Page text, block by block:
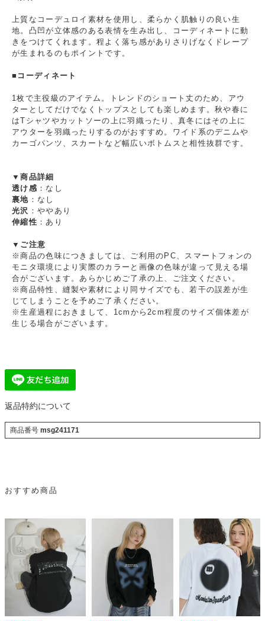
上質なコーデュロイ素材を使用し、柔らかく肌触りの良い生
地。凸凹が立体感のある表情を生み出し、コーディネートに動
きをつけてくれます。程よく落ち感がありさりげなくドレープ
が生まれるのもポイントです。
■コーディネート
1枚で主役級のアイテム。トレンドのショート丈のため、アウ
ターとしてだけでなくトップスとしても楽しめます。秋や春に
はTシャツやカットソーの上に羽織ったり、真冬にはその上に
アウターを羽織ったりするのがおすすめ。ワイド系のデニムや
カーゴパンツ、スカートなど幅広いボトムスと相性抜群です。
▼商品詳細
透け感 ：なし
裏地 ：なし
光沢 ：ややあり
伸縮性 ：あり
▼ご注意
※商品の色味につきましては、ご利用のPC、スマートフォンの
モニタ環境により実際のカラーと画像の色味が違って見える場
合がございます。あらかじめご了承の上、ご注文ください。
※商品特性、縫製や素材により同サイズでも、若干の誤差が生
じてしまうことを予めご了承ください。
※生産過程におきまして、1cmから2cm程度のサイズ個体差が
生じる場合がございます。
返品特約について
商品番号 msg241171
おすすめ商品